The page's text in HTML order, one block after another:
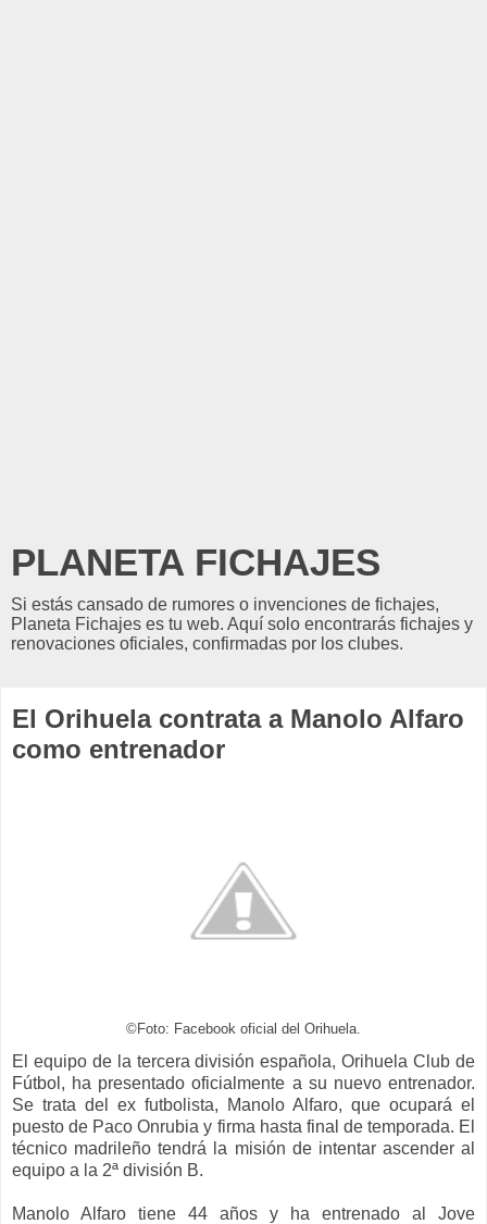
PLANETA FICHAJES
Si estás cansado de rumores o invenciones de fichajes,
Planeta Fichajes es tu web. Aquí solo encontrarás fichajes y
renovaciones oficiales, confirmadas por los clubes.
El Orihuela contrata a Manolo Alfaro
como entrenador
©Foto: Facebook oficial del Orihuela.
El equipo de la tercera división española, Orihuela Club de
Fútbol, ha presentado oficialmente a su nuevo entrenador.
Se trata del ex futbolista, Manolo Alfaro, que ocupará el
puesto de Paco Onrubia y firma hasta final de temporada. El
técnico madrileño tendrá la misión de intentar ascender al
equipo a la 2ª división B.
Manolo Alfaro tiene 44 años y ha entrenado al Jove